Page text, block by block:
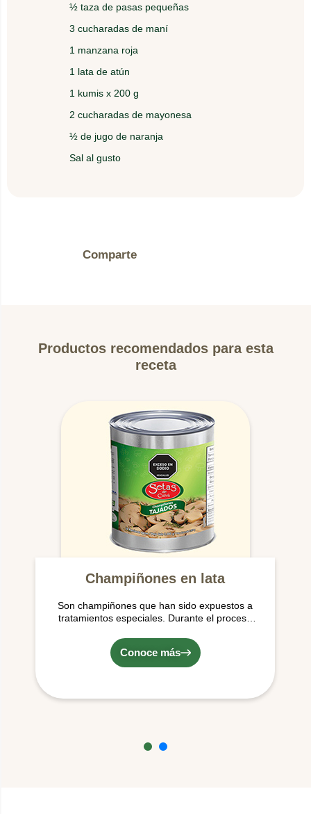
½ taza de pasas pequeñas
3 cucharadas de maní
1 manzana roja
1 lata de atún
1 kumis x 200 g
2 cucharadas de mayonesa
½ de jugo de naranja
Sal al gusto
Mezcle el atún sin aceite o agua con las pasas, el
Parta en rodajas delgadas la manzana sin pelar.
Aplique mayonesa en las tajadas de pan al gusto,
mayonesa.
Comparte
Productos recomendados para esta
receta
Champiñones en lata
Son champiñones que han sido expuestos a
tratamientos especiales. Durante el proceso
en salmuera (agua, sal y ácido cítrico) en
lata.
Conoce más